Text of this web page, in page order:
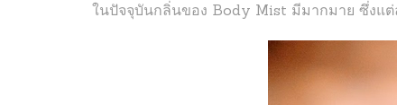
ในปัจจุบันกลิ่นของ Body Mist มีมากมาย ซึ่งแ